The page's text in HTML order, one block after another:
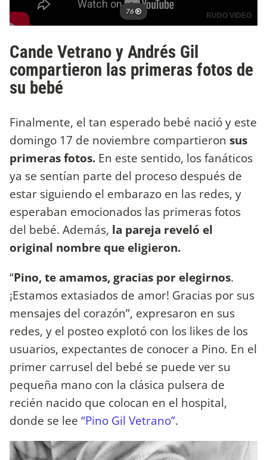
Cande Vetrano y Andrés Gil
compartieron las primeras fotos de
su bebé
Finalmente, el tan esperado bebé nació y este
domingo 17 de noviembre compartieron sus
primeras fotos. En este sentido, los fanáticos
ya se sentían parte del proceso después de
estar siguiendo el embarazo en las redes, y
esperaban emocionados las primeras fotos
del bebé. Además, la pareja reveló el
original nombre que eligieron.
“Pino, te amamos, gracias por elegirnos.
¡Estamos extasiados de amor! Gracias por sus
mensajes del corazón”, expresaron en sus
redes, y el posteo explotó con los likes de los
usuarios, expectantes de conocer a Pino. En el
primer carrusel del bebé se puede ver su
pequeña mano con la clásica pulsera de
recién nacido que colocan en el hospital,
donde se lee “Pino Gil Vetrano”.